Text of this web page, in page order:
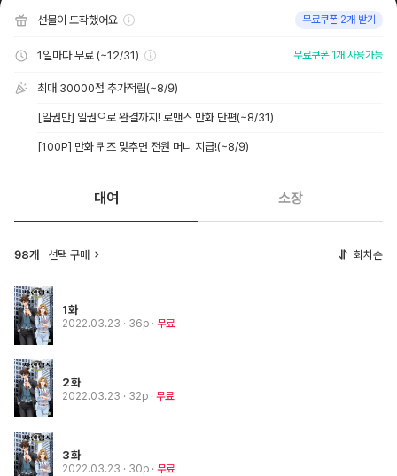
선물이 도착했어요 무료쿠폰 2개 받기
1일마다 무료 (~12/31) 무료쿠폰 1개 사용가능
최대 30000점 추가적립(~8/9)
[일권만] 일권으로 완결까지! 로맨스 만화 단편(~8/31)
[100P] 만화 퀴즈 맞추면 전원 머니 지급!(~8/9)
대여 소장
98개 선택 구매 회차순
1화
2022.03.23 · 36p 무료
2화
2022.03.23 · 32p 무료
3화
2022.03.23 · 30p 무료